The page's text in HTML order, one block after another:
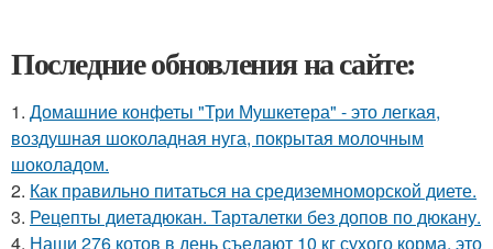
Последние обновления на сайте:
1. Домашние конфеты "Три Мушкетера" - это легкая,
воздушная шоколадная нуга, покрытая молочным
шоколадом.
2. Как правильно питаться на средиземноморской диете.
3. Рецепты диетадюкан. Тарталетки без допов по дюкану.
4. Наши 276 котов в день съедают 10 кг сухого корма, это